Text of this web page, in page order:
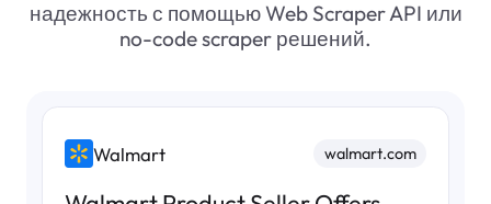
              "availability_status": "NOT_AVAILABLE"
              "order_limit": 12,
              "free_shipping": true,
              "location_text": "Fort Smith, 72914",
              "max_order_quantity": 12,
надежность с помощью Web Scraper API или
no-code scraper решений.
Walmart walmart.com